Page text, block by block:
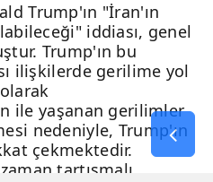
Trump'ın "İran'ın
iddiası, genel
Trump'ın bu
ilişkilerde gerilime yol
ile yaşanan gerilimler
nedeniyle, Trump'ın
çekmektedir.
tartışmalı